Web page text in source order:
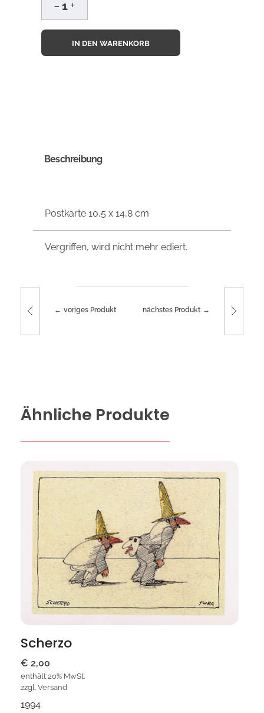
IN DEN WARENKORB
Beschreibung
Postkarte 10,5 x 14,8 cm
Vergriffen, wird nicht mehr ediert.
voriges Produkt nächstes Produkt
Ähnliche Produkte
Scherzo
€ 2,00
enthält 20% MwSt.
zzgl. Versand
1994